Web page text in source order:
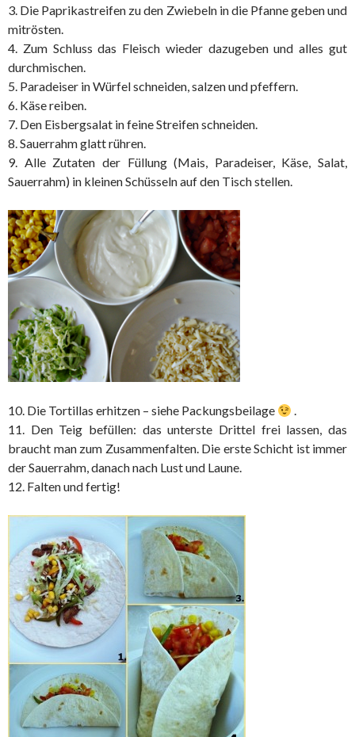
3. Die Paprikastreifen zu den Zwiebeln in die Pfanne geben und
mitrösten.
4. Zum Schluss das Fleisch wieder dazugeben und alles gut
durchmischen.
5. Paradeiser in Würfel schneiden, salzen und pfeffern.
6. Käse reiben.
7. Den Eisbergsalat in feine Streifen schneiden.
8. Sauerrahm glatt rühren.
9. Alle Zutaten der Füllung (Mais, Paradeiser, Käse, Salat,
Sauerrahm) in kleinen Schüsseln auf den Tisch stellen.
10. Die Tortillas erhitzen – siehe Packungsbeilage
.
11. Den Teig befüllen: das unterste Drittel frei lassen, das
braucht man zum Zusammenfalten. Die erste Schicht ist immer
der Sauerrahm, danach nach Lust und Laune.
12. Falten und fertig!